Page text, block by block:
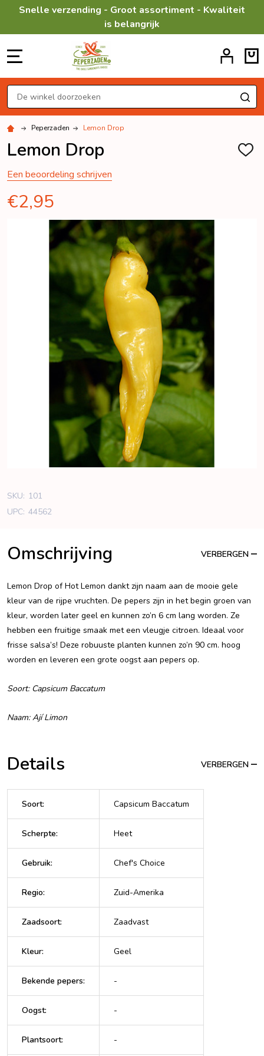
Snelle verzending - Groot assortiment - Kwaliteit
is belangrijk
Zoeken
Peperzaden Lemon Drop
Lemon Drop
Een beoordeling schrijven
€2,95
SKU: 101
UPC: 44562
Omschrijving VERBERGEN
Lemon Drop of Hot Lemon dankt zijn naam aan de mooie gele
kleur van de rijpe vruchten. De pepers zijn in het begin groen van
kleur, worden later geel en kunnen zo’n 6 cm lang worden. Ze
hebben een fruitige smaak met een vleugje citroen. Ideaal voor
frisse salsa’s! Deze robuuste planten kunnen zo’n 90 cm. hoog
worden en leveren een grote oogst aan pepers op.
Soort: Capsicum Baccatum
Naam: Ají Limon
Details VERBERGEN
Soort: Capsicum Baccatum
Scherpte: Heet
Gebruik: Chef's Choice
Regio: Zuid-Amerika
Zaadsoort: Zaadvast
Kleur: Geel
Bekende pepers: -
Oogst: -
Plantsoort: -